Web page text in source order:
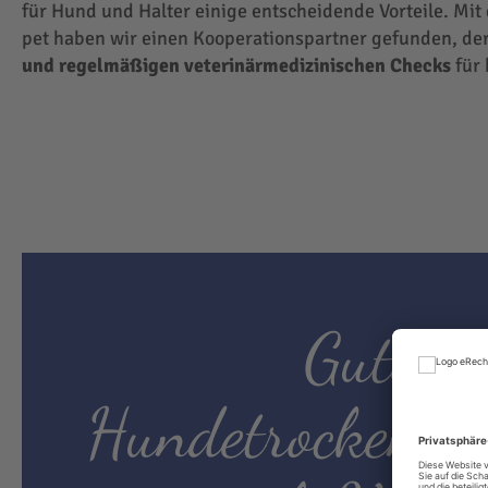
für Hund und Halter einige entscheidende Vorteile.
pet haben wir einen Kooperationspartner gefunden,
und regelmäßigen veterinärmedizinischen Checksfür
Gutes